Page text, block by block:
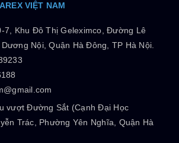
VIỆT NAM
7, Khu Đô Thị Geleximco, Đường Lê
Nội, Quận Hà Đông, TP Hà Nội.
vượt Đường Sắt (Cạnh Đại Học
Trác, Phường Yên Nghĩa, Quận Hà